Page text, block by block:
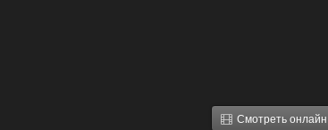
Смотреть онлайн